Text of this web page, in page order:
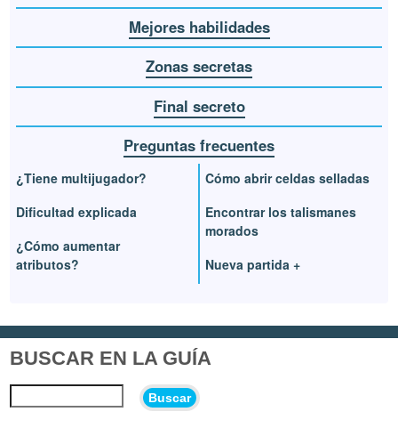
Mejores habilidades
Zonas secretas
Final secreto
Preguntas frecuentes
¿Tiene multijugador?
Dificultad explicada
¿Cómo aumentar
atributos?
Cómo abrir celdas selladas
Encontrar los talismanes
morados
Nueva partida +
BUSCAR EN LA GUÍA
Buscar